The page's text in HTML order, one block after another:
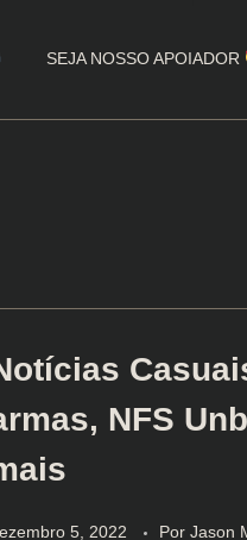
SEJA NOSSO APOIADOR
NFS
5, 2022 Por Jason